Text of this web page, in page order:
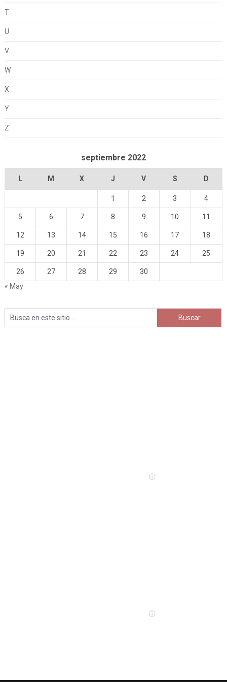
T
U
V
W
X
Y
Z
septiembre 2022
L M X J V S D
1 2 3 4
5 6 7 8 9 10 11
12 13 14 15 16 17 18
19 20 21 22 23 24 25
26 27 28 29
30
« May